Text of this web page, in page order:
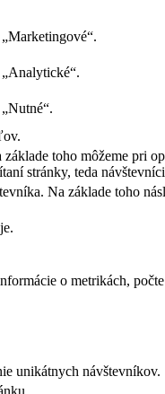
toho môžeme pri
stránky, teda
Na základe toho
o metrikách,
unikátnych návštevníkov.